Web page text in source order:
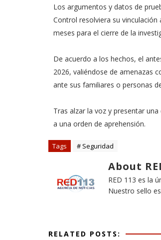
Los argumentos y datos de
Control resolviera su
meses para el cierre de la
De acuerdo a los hechos, el
2026, valiéndose de amenazas
ante sus familiares o personas
Tras alzar la voz y presentar
a una orden de aprehensión.
Tags # Seguridad
About
RED 113 es la
Nuestro sello
RELATED POSTS: